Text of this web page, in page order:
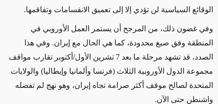
الوقائع السياسية لن تؤدي إلا إلى تعميق الانقسامات وتفاقمها.
وفي غضون ذلك، من المرجح أن يستمر العمل الأوروبي في
المنطقة وفق صيغ محدودة، كما هي الحال مع إيران. وفي هذا
الصدد، قد تشهد مرحلة ما بعد 7 تشرين الأول/أكتوبر تقارب مواقف
مجموعة الدول الأوروبية الثلاث (فرنسا وألمانيا وإيطاليا) والولايات
المتحدة لصالح موقف أكثر صرامة تجاه إيران، وهو نهج لم تفضله
واشنطن حتى الآن.